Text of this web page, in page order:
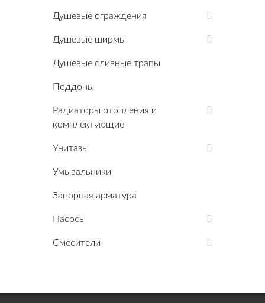
Душевые ограждения
Душевые ширмы
Душевые сливные трапы
Поддоны
Радиаторы отопления и
комплектующие
Унитазы
Умывальники
Запорная арматура
Насосы
Смесители